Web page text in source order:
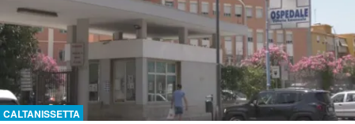
CALTANISSETTA